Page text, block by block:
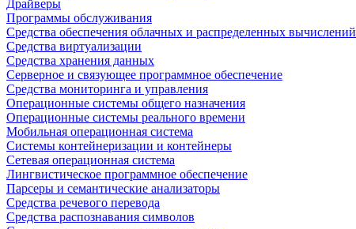
Драйверы
Программы обслуживания
Средства обеспечения облачных и распределенных вычислений
Средства виртуализации
Средства хранения данных
Серверное и связующее программное обеспечение
Средства мониторинга и управления
Операционные системы общего назначения
Операционные системы реального времени
Мобильная операционная система
Системы контейнеризации и контейнеры
Сетевая операционная система
Лингвистическое программное обеспечение
Парсеры и семантические анализаторы
Средства речевого перевода
Средства распознавания символов